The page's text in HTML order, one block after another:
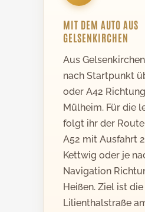
MIT DEM AUTO AUS
GELSENKIRCHEN
Aus
nach Startpunkt
oder A42
Mülheim. Für die
folgt ihr der
A52 mit Ausfahrt
Kettwig oder je
Navigation
Heißen. Ziel ist die
Lilienthalstraße